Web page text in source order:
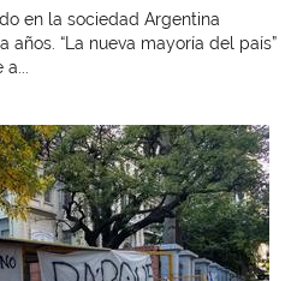
en la sociedad Argentina
“La nueva mayoría del país”